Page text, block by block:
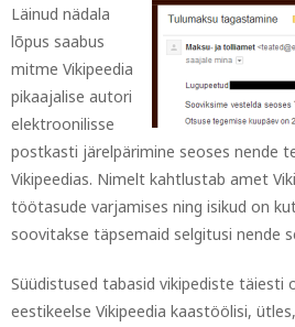
Läinud nädala
lõpus saabus
mitme Vikipeedia
pikaajalise autori
elektroonilisse
postkasti järelpärimine seoses nende
Vikipeedias. Nimelt kahtlustab amet
töötasude varjamises ning isikud on
soovitakse täpsemaid selgitusi nende
Süüdistused tabasid vikipediste täiesti
eestikeelse Vikipeedia kaastöölisi,